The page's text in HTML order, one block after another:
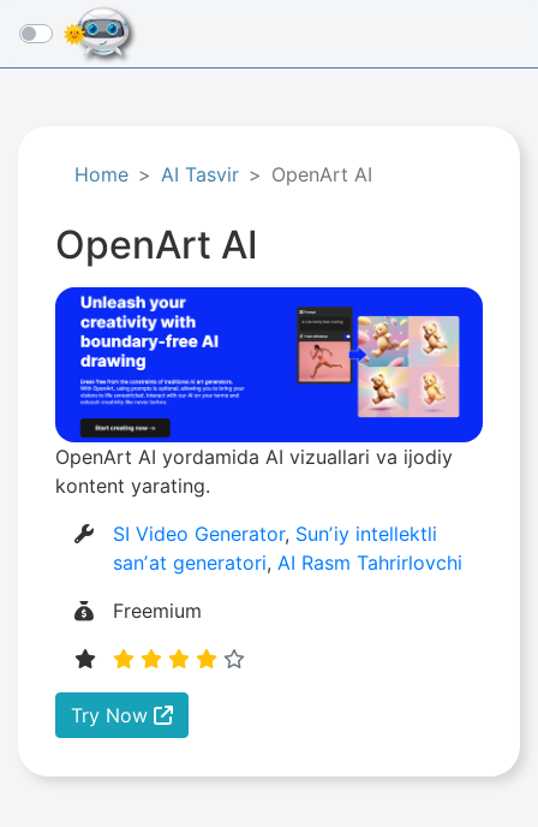
☰
Home AI Tasvir OpenArt AI
OpenArt AI
OpenArt AI yordamida AI vizuallari va ijodiy
kontent yarating.
SI Video Generator, Sunʼiy intellektli
sanʼat generatori,AI Rasm Tahrirlovchi
Freemium
Try Now